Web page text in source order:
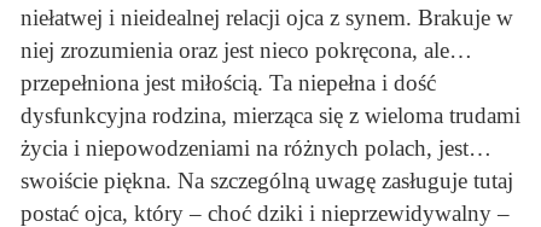
niełatwej i nieidealnej relacji ojca z synem. Brakuje w
niej zrozumienia oraz jest nieco pokręcona, ale…
przepełniona jest miłością. Ta niepełna i dość
dysfunkcyjna rodzina, mierząca się z wieloma trudami
życia i niepowodzeniami na różnych polach, jest…
swoiście piękna. Na szczególną uwagę zasługuje tutaj
postać ojca, który – choć dziki i nieprzewidywalny –